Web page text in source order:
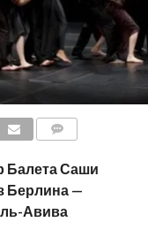
Балета Саши
Берлина —
Авива